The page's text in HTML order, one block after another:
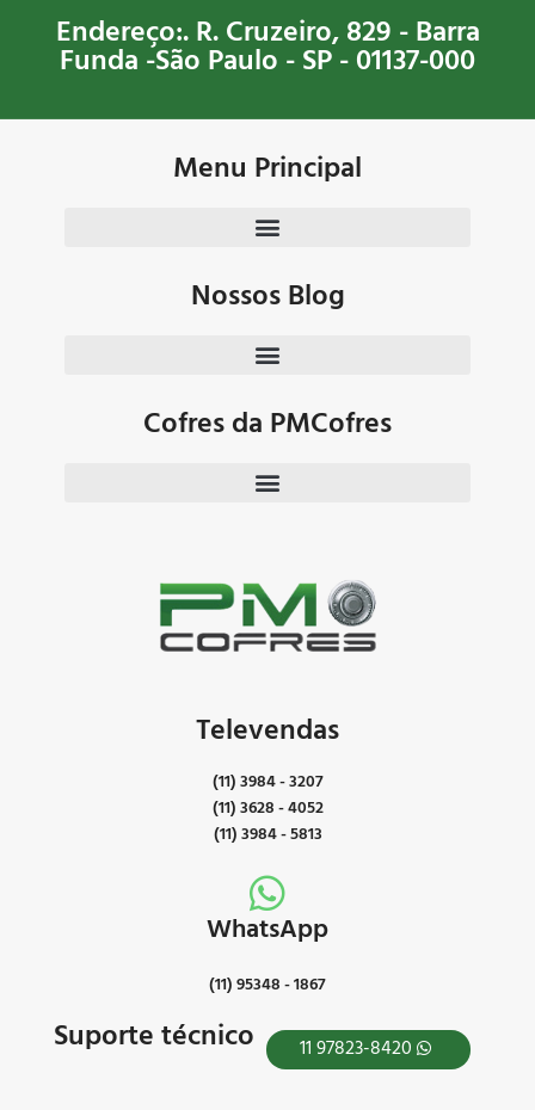
Endereço:. R. Cruzeiro, 829 - Barra
Funda -São Paulo - SP - 01137-000
Menu Principal
Nossos Blog
Cofres da PMCofres
Televendas
(11) 3984 - 3207
(11) 3628 - 4052
(11) 3984 - 5813
WhatsApp
(11) 95348 - 1867
Suporte técnico 11 97823-8420